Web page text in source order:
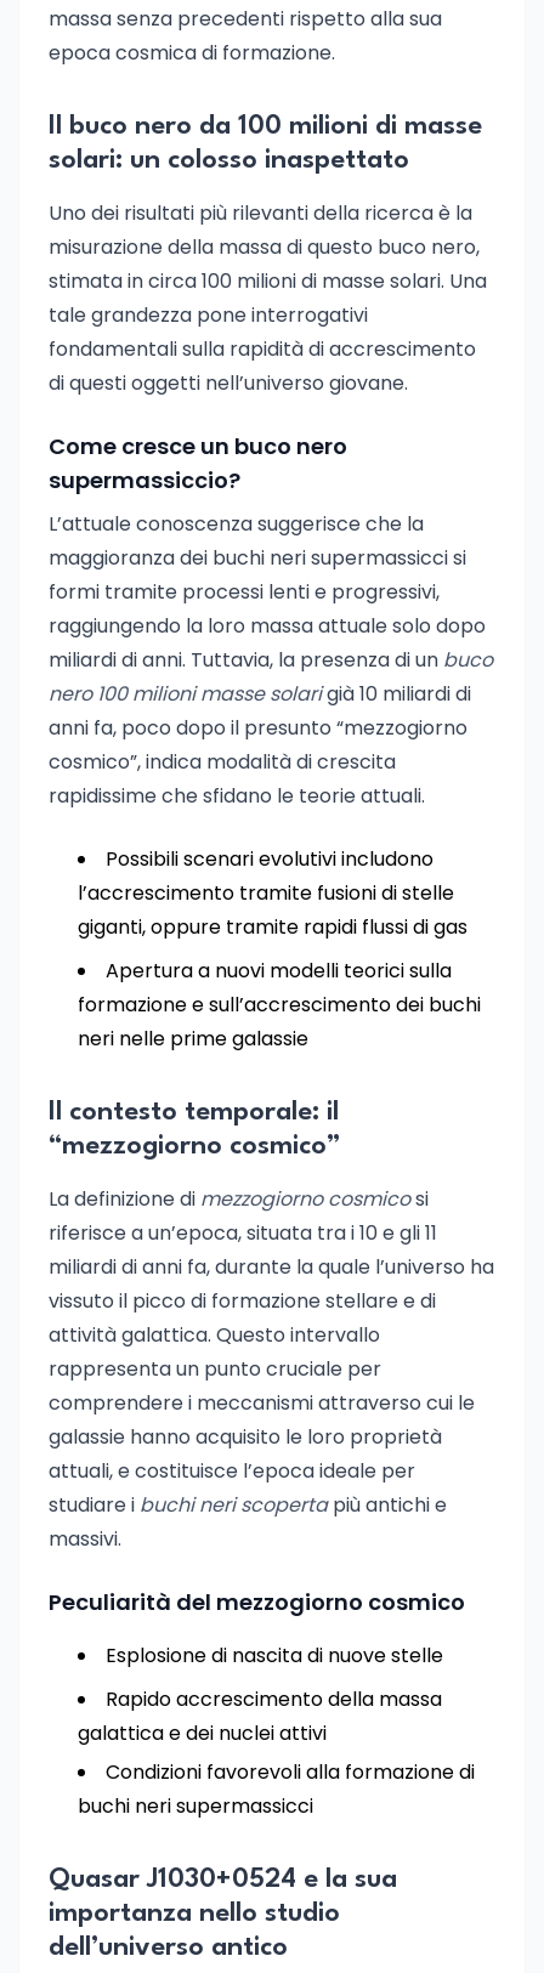
massa senza precedenti rispetto alla sua
epoca cosmica di formazione.
Il buco nero da 100 milioni di masse
solari: un colosso inaspettato
Uno dei risultati più rilevanti della ricerca è la
misurazione della massa di questo buco nero,
stimata in circa 100 milioni di masse solari. Una
tale grandezza pone interrogativi
fondamentali sulla rapidità di accrescimento
di questi oggetti nell’universo giovane.
Come cresce un buco nero
supermassiccio?
L’attuale conoscenza suggerisce che la
maggioranza dei buchi neri supermassicci si
formi tramite processi lenti e progressivi,
raggiungendo la loro massa attuale solo dopo
miliardi di anni. Tuttavia, la presenza di un buco
nero 100 milioni masse solarigià 10 miliardi di
anni fa, poco dopo il presunto “mezzogiorno
cosmico”, indica modalità di crescita
rapidissime che sfidano le teorie attuali.
Possibili scenari evolutivi includono
l’accrescimento tramite fusioni di stelle
giganti, oppure tramite rapidi flussi di gas
Apertura a nuovi modelli teorici sulla
formazione e sull’accrescimento dei buchi
neri nelle prime galassie
Il contesto temporale: il
“mezzogiorno cosmico”
La definizione di mezzogiorno cosmicosi
riferisce a un’epoca, situata tra i 10 e gli 11
miliardi di anni fa, durante la quale l’universo ha
vissuto il picco di formazione stellare e di
attività galattica. Questo intervallo
rappresenta un punto cruciale per
comprendere i meccanismi attraverso cui le
galassie hanno acquisito le loro proprietà
attuali, e costituisce l’epoca ideale per
studiare i buchi neri scopertapiù antichi e
massivi.
Peculiarità del mezzogiorno cosmico
Esplosione di nascita di nuove stelle
Rapido accrescimento della massa
galattica e dei nuclei attivi
Condizioni favorevoli alla formazione di
buchi neri supermassicci
Quasar J1030+0524 e la sua
importanza nello studio
dell’universo antico